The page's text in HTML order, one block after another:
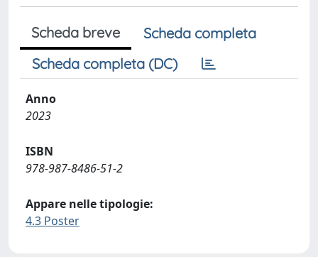
Scheda breve
Scheda completa
Scheda completa (DC)
Anno
2023
ISBN
978-987-8486-51-2
Appare nelle tipologie:
4.3 Poster